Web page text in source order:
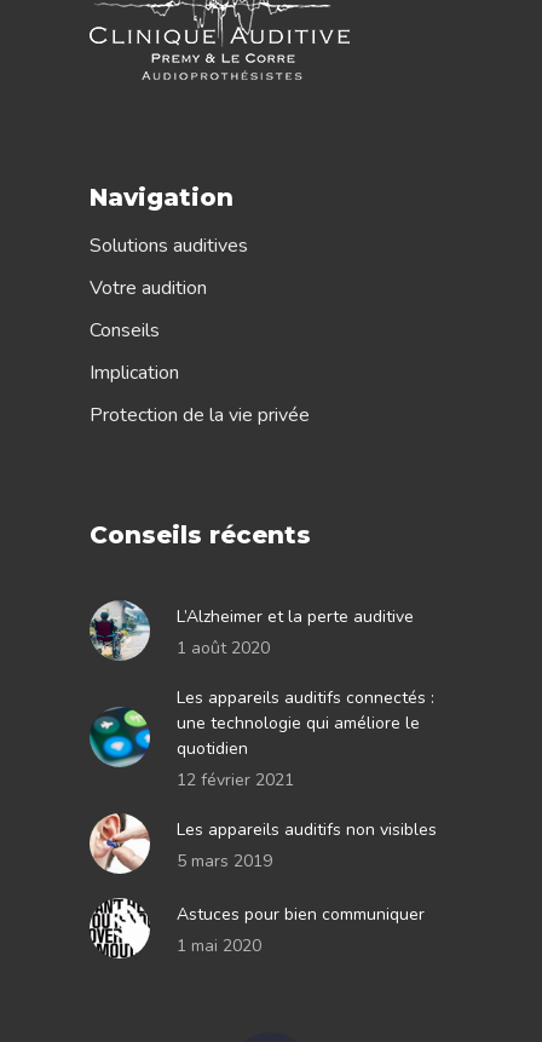
Navigation
Solutions auditives
Votre audition
Conseils
Implication
Protection de la vie privée
Conseils récents
L’Alzheimer et la perte auditive
1 août 2020
Les appareils auditifs connectés :
une technologie qui améliore le
quotidien
12 février 2021
Les appareils auditifs non visibles
5 mars 2019
Astuces pour bien communiquer
1 mai 2020